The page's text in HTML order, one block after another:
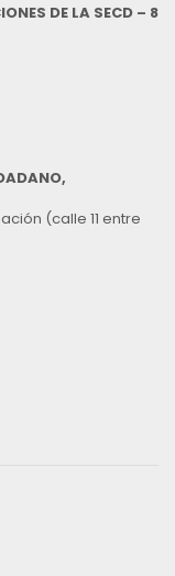
DE LA SECD – 8
(calle 11 entre